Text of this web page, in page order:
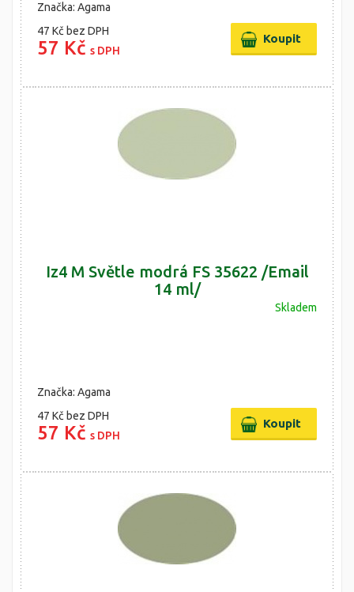
Značka: Agama
47 Kč bez DPH
57 Kč s DPH
Iz4 M Světle modrá FS 35622 /Email
14 ml/
Skladem
Značka: Agama
47 Kč bez DPH
57 Kč s DPH